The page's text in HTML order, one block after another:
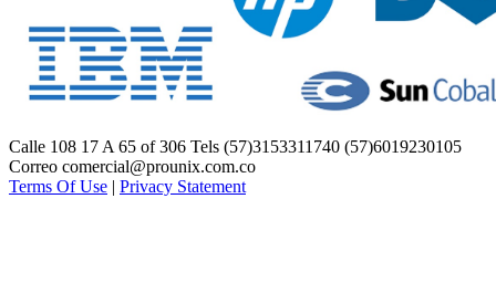
Calle 108 17 A 65 of 306 Tels (57)3153311740 (57)6019230105
Correo comercial@prounix.com.co
Terms Of Use | Privacy Statement